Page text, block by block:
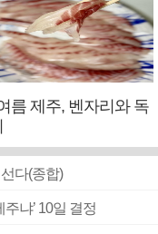
름 제주, 벤자리와 독
다(종합)
냐’ 10일 결정